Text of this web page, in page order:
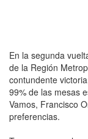
En la segunda
de la Región
contundente
99% de las mesas
Vamos, Francisco
preferencias.